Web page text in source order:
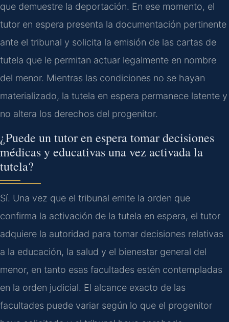
que demuestre la deportación. En ese momento, el
tutor en espera presenta la documentación pertinente
ante el tribunal y solicita la emisión de las cartas de
tutela que le permitan actuar legalmente en nombre
del menor. Mientras las condiciones no se hayan
materializado, la tutela en espera permanece latente y
no altera los derechos del progenitor.
¿Puede un tutor en espera tomar decisiones
médicas y educativas una vez activada la
tutela?
Sí. Una vez que el tribunal emite la orden que
confirma la activación de la tutela en espera, el tutor
adquiere la autoridad para tomar decisiones relativas
a la educación, la salud y el bienestar general del
menor, en tanto esas facultades estén contempladas
en la orden judicial. El alcance exacto de las
facultades puede variar según lo que el progenitor